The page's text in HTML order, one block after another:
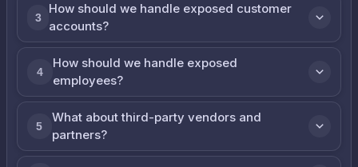
3
How should we handle exposed customer
accounts?
4
How should we handle exposed
employees?
5
What about third-party vendors and
partners?